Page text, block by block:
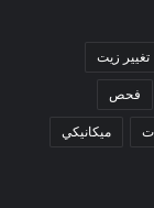
تغيير زيت
فحص
ميكانيكي